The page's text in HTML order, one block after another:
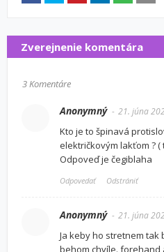
Zverejnenie komentára
3 Komentáre
Anonymný 21. júna
Kto je to špinavá
električkovým lakťom ? (
Odpoveď je čegiblaha
Odpovedať Odstrániť
Anonymný 21. júna
Ja keby ho stretnem
behom chvíle. forehand